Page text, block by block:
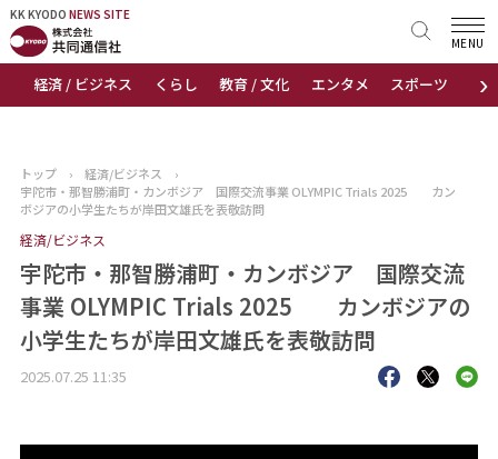
KK KYODO NEWS SITE
›
経済 / ビジネス くらし 教育 / 文化 エンタメ スポーツ 地域
MENU
KK KYODONEWS SITE
トップページ
ニュース
おすすめコンテンツ
出版物
会社概要
トップ › 経済/ビジネス
›
宇陀市・那智勝浦町・カンボジア 国際交流事業 OLYMPIC Trials 2025 カン
ボジアの小学生たちが岸田文雄氏を表敬訪問
経済/ビジネス
宇陀市・那智勝浦町・カンボジア 国際交流
事業 OLYMPIC Trials 2025 カンボジアの
小学生たちが岸田文雄氏を表敬訪問
2025.07.25 11:35